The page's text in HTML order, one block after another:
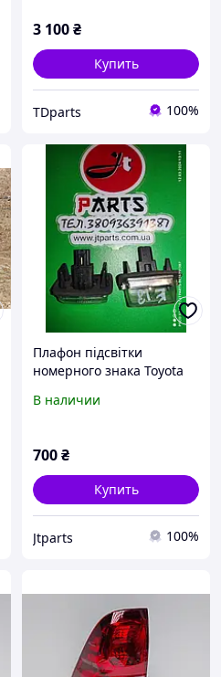
3 100₴
Купить
TDparts 100%
Плафон підсвітки
номерного знака Toyota
camry 8127002131
В наличии
700₴
Купить
Jtparts 100%